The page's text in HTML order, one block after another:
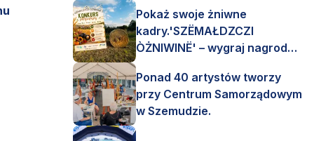
Pokaż swoje żniwne
kadry.'SZËMAŁDZCZI
ÒŻNIWINË' – wygraj nagrody
Ponad 40 artystów tworzy
przy Centrum Samorządowym
w Szemudzie.